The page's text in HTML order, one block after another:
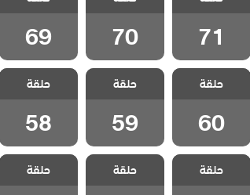
الحلقة 71
71
الحلقة 70
70
الحلقة 69
69
مسلسل لا تترك
يدي مدبلج
الحلقة 60
حلقة
60
مسلسل لا تترك
يدي مدبلج
الحلقة 59
حلقة
59
مسلسل لا تترك
يدي مدبلج
الحلقة 58
حلقة
58
مسلسل لا تترك
يدي مدبلج
الحلقة 49
حلقة
مسلسل لا تترك
يدي مدبلج
الحلقة 48
حلقة
مسلسل لا تترك
يدي مدبلج
الحلقة 47
حلقة